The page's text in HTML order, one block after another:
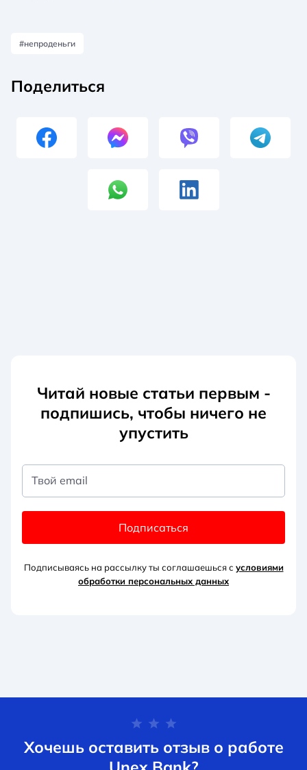
#непроденьги
Поделиться
Читай новые статьи первым -
подпишись, чтобы ничего не
упустить
Твой email
Подписаться
Подписываясь на рассылку ты соглашаешься с условиями
обработки персональных данных
Хочешь оставить отзыв о работе